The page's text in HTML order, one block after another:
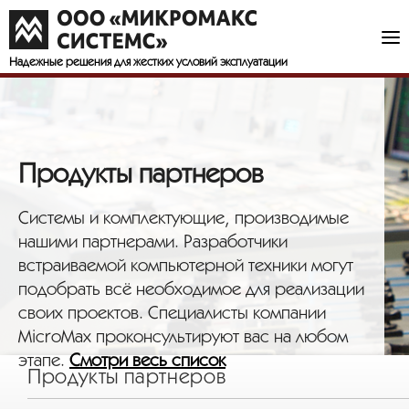
Надежные решения для жестких условий эксплуатации
Продукты партнеров
Системы и комплектующие, производимые
нашими партнерами. Разработчики
встраиваемой компьютерной техники могут
подобрать всё необходимое для реализации
своих проектов. Специалисты компании
MicroMax проконсультируют вас на любом
этапе. Смотри весь список
Продукты партнеров